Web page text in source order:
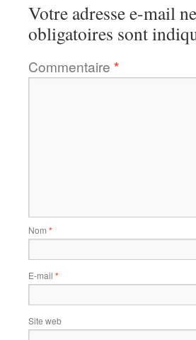
Votre adresse e-mail
obligatoires sont
Commentaire *
Nom *
E-mail *
Site web